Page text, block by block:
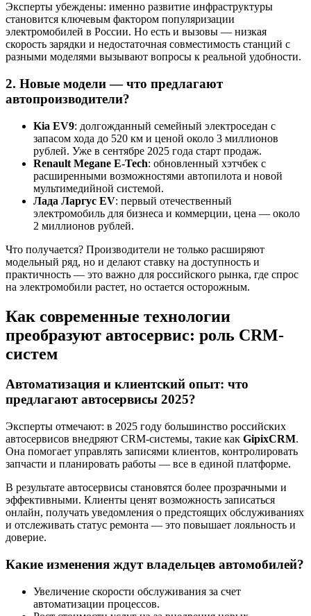
Эксперты убеждены: именно развитие инфраструктуры
становится ключевым фактором популяризации
электромобилей в России. Но есть и вызовы — низкая
скорость зарядки и недостаточная совместимость станций с
разными моделями вызывают вопросы к реальной удобности.
2. Новые модели — что предлагают
автопроизводители?
Kia EV9: долгожданный семейный электроседан с
запасом хода до 520 км и ценой около 3 миллионов
рублей. Уже в сентябре 2025 года старт продаж.
Renault Megane E-Tech: обновленный хэтчбек с
расширенными возможностями автопилота и новой
мультимедийной системой.
Лада Ларгус EV: первый отечественный
электромобиль для бизнеса и коммерции, цена — около
2 миллионов рублей.
Что получается? Производители не только расширяют
модельный ряд, но и делают ставку на доступность и
практичность — это важно для российского рынка, где спрос
на электромобили растет, но остается осторожным.
Как современные технологии
преобразуют автосервис: роль CRM-
систем
Автоматизация и клиентский опыт: что
предлагают автосервисы 2025?
Эксперты отмечают: в 2025 году большинство российских
автосервисов внедряют CRM-системы, такие как GipixCRM.
Она помогает управлять записями клиентов, контролировать
запчасти и планировать работы — все в единой платформе.
В результате автосервисы становятся более прозрачными и
эффективными. Клиенты ценят возможность записаться
онлайн, получать уведомления о предстоящих обслуживаниях
и отслеживать статус ремонта — это повышает лояльность и
доверие.
Какие изменения ждут владельцев автомобилей?
Увеличение скорости обслуживания за счет
автоматизации процессов.